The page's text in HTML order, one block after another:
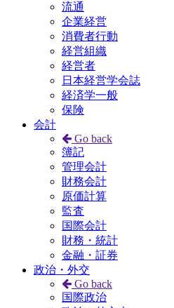
流通
企業経営
消費者行動
経営組織
経営者
日本経営学会誌
経済学一般
保険
会計
Go back
簿記
管理会計
財務会計
原価計算
監査
国際会計
財務・統計
金融・証券
政治・外交
Go back
国際政治